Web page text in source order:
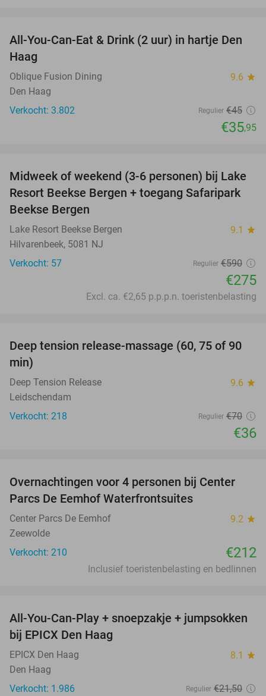
20%
All-You-Can-Eat & Drink (2 uur) in hartje Den
Haag
Oblique Fusion Dining 9.6 star
Den Haag
Verkocht: 3.802
Regulier €45
€35,95
53%
Midweek of weekend (3-6 personen) bij Lake
Resort Beekse Bergen + toegang Safaripark
Beekse Bergen
Lake Resort Beekse Bergen 9.1 star
Hilvarenbeek, 5081 NJ
Verkocht: 57
Regulier €590
€275
Excl. ca. €2,65 p.p.p.n. toeristenbelasting
49%
Deep tension release-massage (60, 75 of 90
min)
Deep Tension Release 9.6 star
Leidschendam
Verkocht: 218
Regulier €70
€36
Overnachtingen voor 4 personen bij Center
Parcs De Eemhof Waterfrontsuites
Center Parcs De Eemhof 9.2 star
Zeewolde
Verkocht: 210
€212
Inclusief toeristenbelasting en bedlinnen
40%
All-You-Can-Play + snoepzakje + jumpsokken
bij EPICX Den Haag
EPICX Den Haag 8.1 star
Den Haag
Verkocht: 1.986
Regulier €21,50